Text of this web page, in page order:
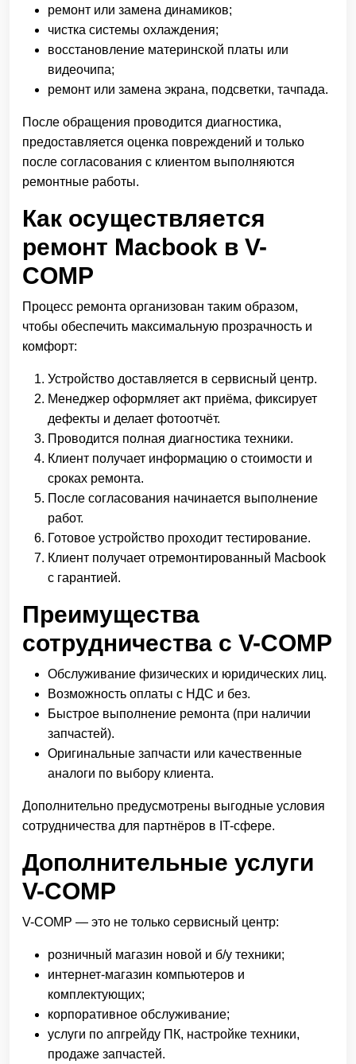
ремонт или замена динамиков;
чистка системы охлаждения;
восстановление материнской платы или
видеочипа;
ремонт или замена экрана, подсветки, тачпада.
После обращения проводится диагностика,
предоставляется оценка повреждений и только
после согласования с клиентом выполняются
ремонтные работы.
Как осуществляется
ремонт Macbook в V-
COMP
Процесс ремонта организован таким образом,
чтобы обеспечить максимальную прозрачность и
комфорт:
Устройство доставляется в сервисный центр.
Менеджер оформляет акт приёма, фиксирует
дефекты и делает фотоотчёт.
Проводится полная диагностика техники.
Клиент получает информацию о стоимости и
сроках ремонта.
После согласования начинается выполнение
работ.
Готовое устройство проходит тестирование.
Клиент получает отремонтированный Macbook
с гарантией.
Преимущества
сотрудничества с V-COMP
Обслуживание физических и юридических лиц.
Возможность оплаты с НДС и без.
Быстрое выполнение ремонта (при наличии
запчастей).
Оригинальные запчасти или качественные
аналоги по выбору клиента.
Дополнительно предусмотрены выгодные условия
сотрудничества для партнёров в IT-сфере.
Дополнительные услуги
V-COMP
V-COMP — это не только сервисный центр:
розничный магазин новой и б/у техники;
интернет-магазин компьютеров и
комплектующих;
корпоративное обслуживание;
услуги по апгрейду ПК, настройке техники,
продаже запчастей.